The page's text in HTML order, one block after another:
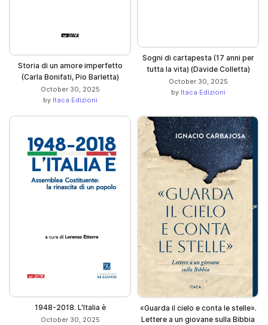
Storia di un amore imperfetto
(Carla Bonifati, Pio Barletta)
October 30, 2025
by Itaca Edizioni
Sogni di cartapesta (17 anni per
tutta la vita) (Davide Colletta)
October 30, 2025
by Itaca Edizioni
1948-2018. L'Italia è
October 30, 2025
«Guarda il cielo e conta le stelle».
Lettere a un giovane sulla Bibbia